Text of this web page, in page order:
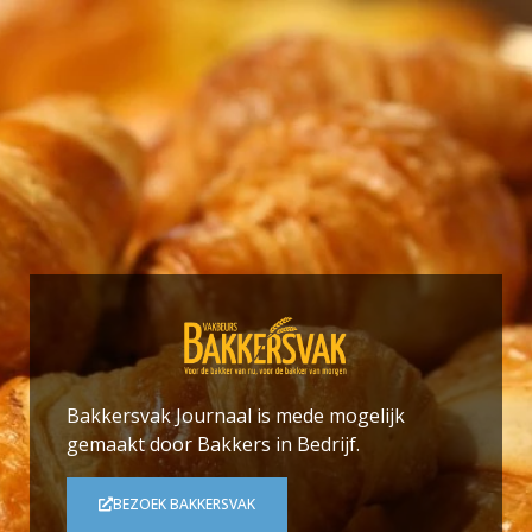
Bakkersvak Journaal is mede mogelijk
gemaakt door Bakkers in Bedrijf.
BEZOEK BAKKERSVAK